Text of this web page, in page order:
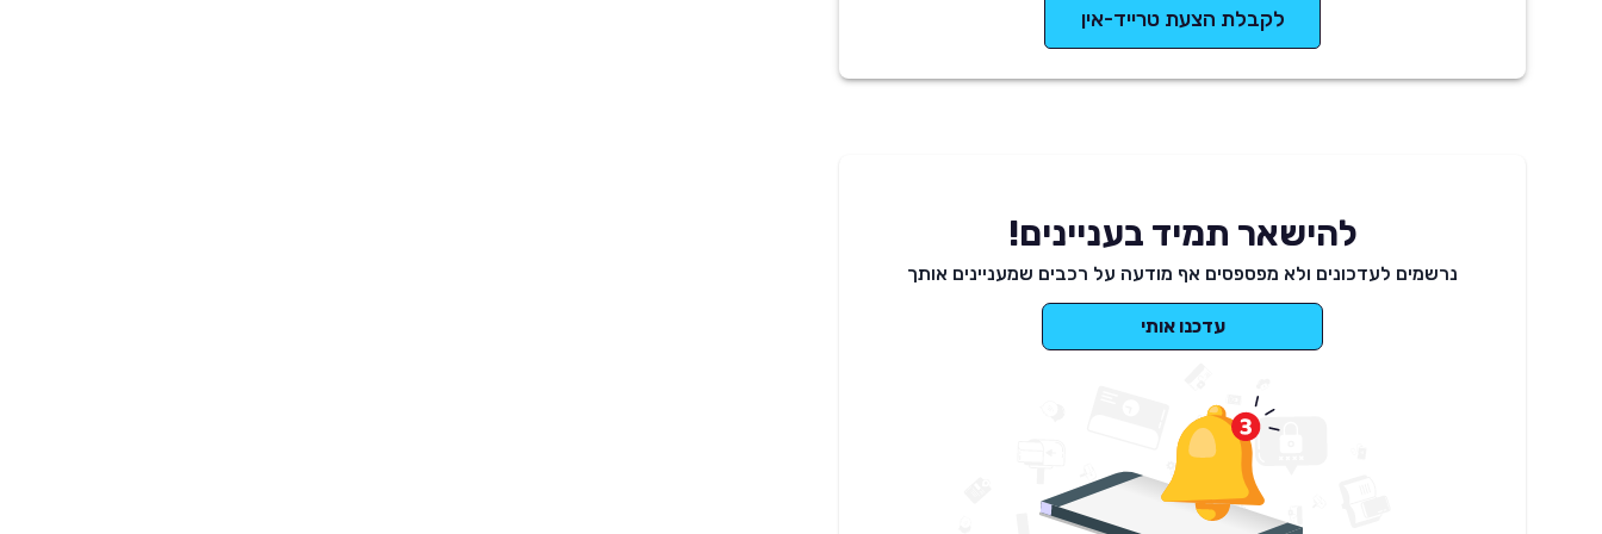
לקבלת הצעת טרייד-אין
להישאר תמיד בעניינים!
נרשמים לעדכונים ולא מפספסים אף מודעה על רכבים שמעניינים אותך
עדכנו אותי